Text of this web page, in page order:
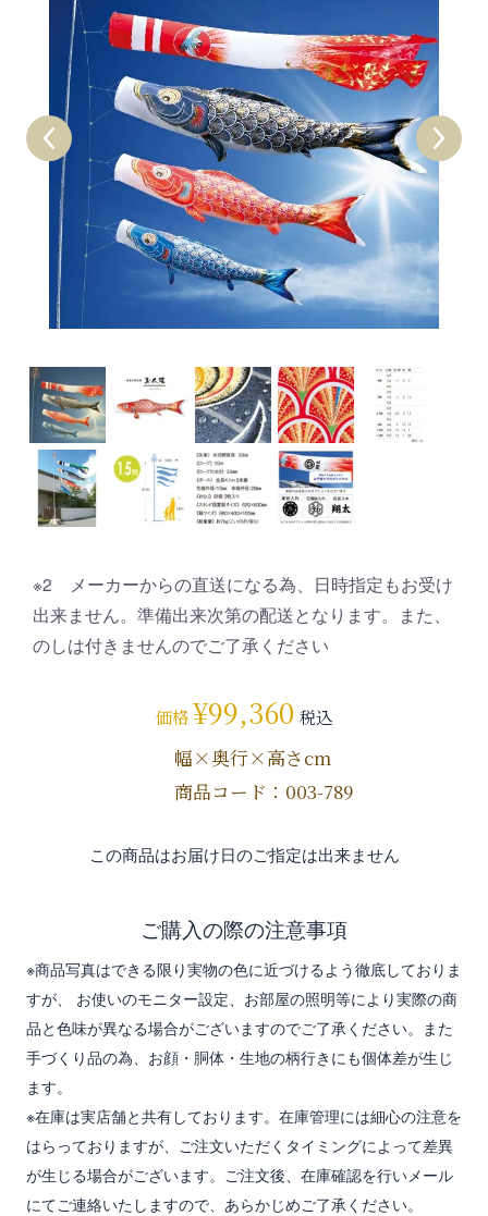
※2 メーカーからの直送になる為、日時指定もお受け
出来ません。準備出来次第の配送となります。また、
のしは付きませんのでご了承ください
価格 ¥99,360 税込
幅×奥行×高さcm
商品コード：003-789
この商品はお届け日のご指定は出来ません
ご購入の際の注意事項
※商品写真はできる限り実物の色に近づけるよう徹底しておりま
すが、 お使いのモニター設定、お部屋の照明等により実際の商
品と色味が異なる場合がございますのでご了承ください。また
手づくり品の為、お顔・胴体・生地の柄行きにも個体差が生じ
ます。
※在庫は実店舗と共有しております。在庫管理には細心の注意を
はらっておりますが、ご注文いただくタイミングによって差異
が生じる場合がございます。ご注文後、在庫確認を行いメール
にてご連絡いたしますので、あらかじめご了承ください。